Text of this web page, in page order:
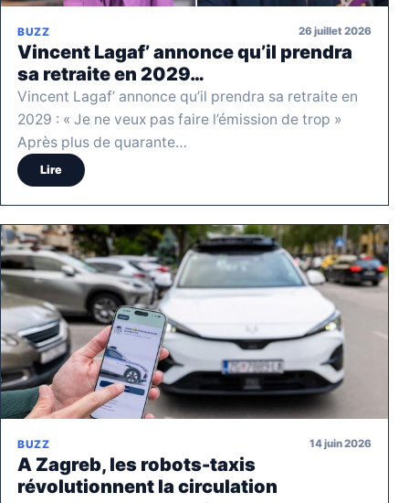
BUZZ 26 juillet 2026
Vincent Lagaf’ annonce qu’il prendra
sa retraite en 2029…
Vincent Lagaf’ annonce qu’il prendra sa retraite en
2029 : « Je ne veux pas faire l’émission de trop »
Après plus de quarante…
Lire
BUZZ 14 juin 2026
A Zagreb, les robots-taxis
révolutionnent la circulation